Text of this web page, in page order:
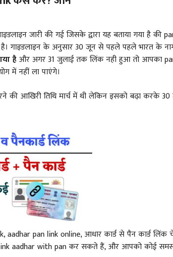
जारी की गई जिसके द्वारा यह बताया गया है की
गाइडलाइन के अनुसार 30 जून से पहले पहले भारत के
है और अगर 31 जुलाई तक लिंक नही हुआ तो आपका
में नहीं ला पाएंगे।
की आखिरी तिथि मार्च में थी लेकिन इसको बढ़ा करके
pan link online, आधार कार्ड से पैन कार्ड लिंक
aadhar with pan कर सकते हैं, और आपको कोई